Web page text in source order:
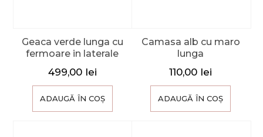
Geaca verde lunga cu
fermoare in laterale
499,00 lei
ADAUGĂ ÎN COȘ
Camasa alb cu maro
lunga
110,00 lei
ADAUGĂ ÎN COȘ